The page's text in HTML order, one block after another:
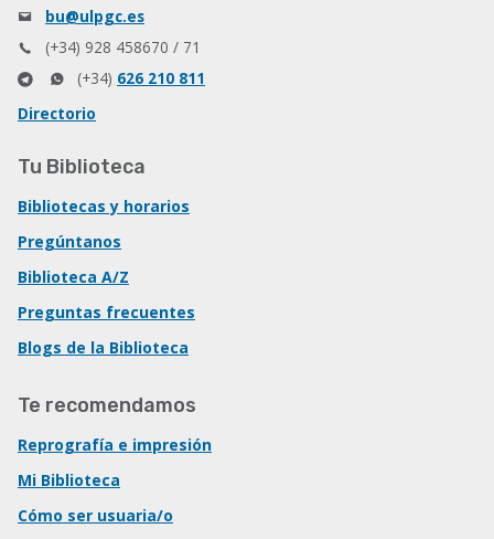
bu@ulpgc.es
(+34) 928 458670 / 71
(+34) 626 210 811
Directorio
Tu Biblioteca
Bibliotecas y horarios
Pregúntanos
Biblioteca A/Z
Preguntas frecuentes
Blogs de la Biblioteca
Te recomendamos
Reprografía e impresión
Mi Biblioteca
Cómo ser usuaria/o